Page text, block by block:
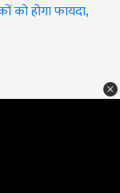
को होगा फायदा,